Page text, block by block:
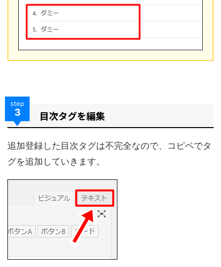
step
3 目次タグを編集
追加登録した目次タグは不完全なので、コピペでタ
グを追加していきます。